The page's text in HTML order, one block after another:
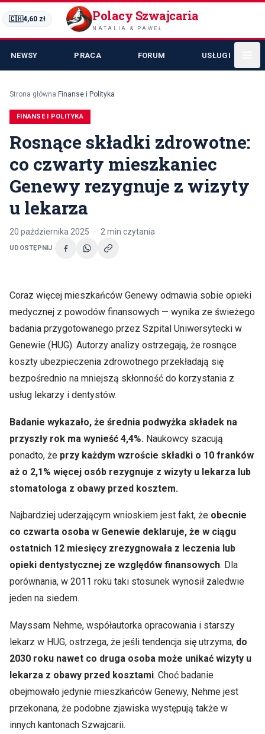
🇨🇭4,60 zł Polacy Szwajcaria
NATALIA & PAWEŁ
NEWSY PRACA FORUM USŁUGI
Strona główna· Finanse i Polityka
FINANSE I POLITYKA
Rosnące składki zdrowotne:
co czwarty mieszkaniec
Genewy rezygnuje z wizyty
u lekarza
20 października 2025 · 2 min czytania
UDOSTĘPNIJ
Coraz więcej mieszkańców Genewy odmawia sobie opieki
medycznej z powodów finansowych — wynika ze świeżego
badania przygotowanego przez Szpital Uniwersytecki w
Genewie (HUG). Autorzy analizy ostrzegają, że rosnące
koszty ubezpieczenia zdrowotnego przekładają się
bezpośrednio na mniejszą skłonność do korzystania z
usług lekarzy i dentystów.
Badanie wykazało, że średnia podwyżka składek na
przyszły rok ma wynieść 4,4%. Naukowcy szacują
ponadto, że przy każdym wzroście składki o 10 franków
aż o 2,1% więcej osób rezygnuje z wizyty u lekarza lub
stomatologa z obawy przed kosztem.
Najbardziej uderzającym wnioskiem jest fakt, że obecnie
co czwarta osoba w Genewie deklaruje, że w ciągu
ostatnich 12 miesięcy zrezygnowała z leczenia lub
opieki dentystycznej ze względów finansowych. Dla
porównania, w 2011 roku taki stosunek wynosił zaledwie
jeden na siedem.
Mayssam Nehme, współautorka opracowania i starszy
lekarz w HUG, ostrzega, że jeśli tendencja się utrzyma, do
2030 roku nawet co druga osoba może unikać wizyty u
lekarza z obawy przed kosztami. Choć badanie
obejmowało jedynie mieszkańców Genewy, Nehme jest
przekonana, że podobne zjawiska występują także w
innych kantonach Szwajcarii.